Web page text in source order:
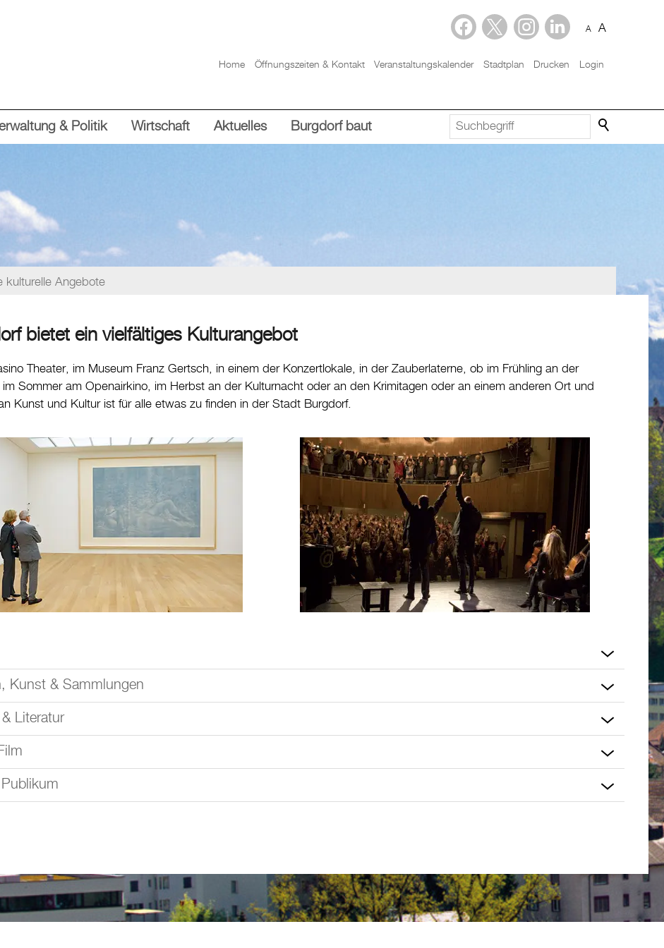
A A
Home Öffnungszeiten & Kontakt Veranstaltungskalender Stadtplan Drucken Login
& Politik Wirtschaft Aktuelles Burgdorf baut
kulturelle Angebote
bietet ein vielfältiges Kulturangebot
Theater, im Museum Franz Gertsch, in einem der Konzertlokale, in der Zauberlaterne, ob im Frühling an der
im Sommer am Openairkino, im Herbst an der Kulturnacht oder an den Krimitagen oder an einem anderen Ort und
Kunst und Kultur ist für alle etwas zu finden in der Stadt Burgdorf.
Kunst & Sammlungen
& Literatur